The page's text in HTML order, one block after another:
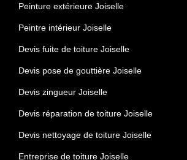
Peinture extérieure Joiselle
Peintre intérieur Joiselle
Devis fuite de toiture Joiselle
Devis pose de gouttière Joiselle
Devis zingueur Joiselle
Devis réparation de toiture Joiselle
Devis nettoyage de toiture Joiselle
Entreprise de toiture Joiselle